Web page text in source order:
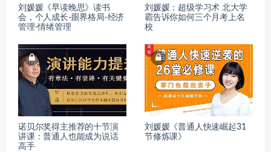
刘媛媛《早读晚思》读书
会，个人成长-眼界格局-经济
管理-情绪管理
刘媛媛：超级学习术 北大学
霸告诉你如何三个月考上名
校
诺贝尔奖得主推荐的十节演
讲课：普通人也能成为说话
高手
刘媛媛《普通人快速崛起31
节修炼课》